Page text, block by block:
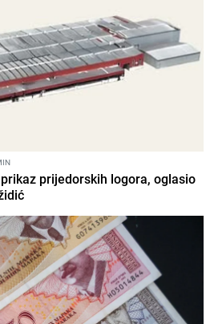
prijedorskih logora, oglasio